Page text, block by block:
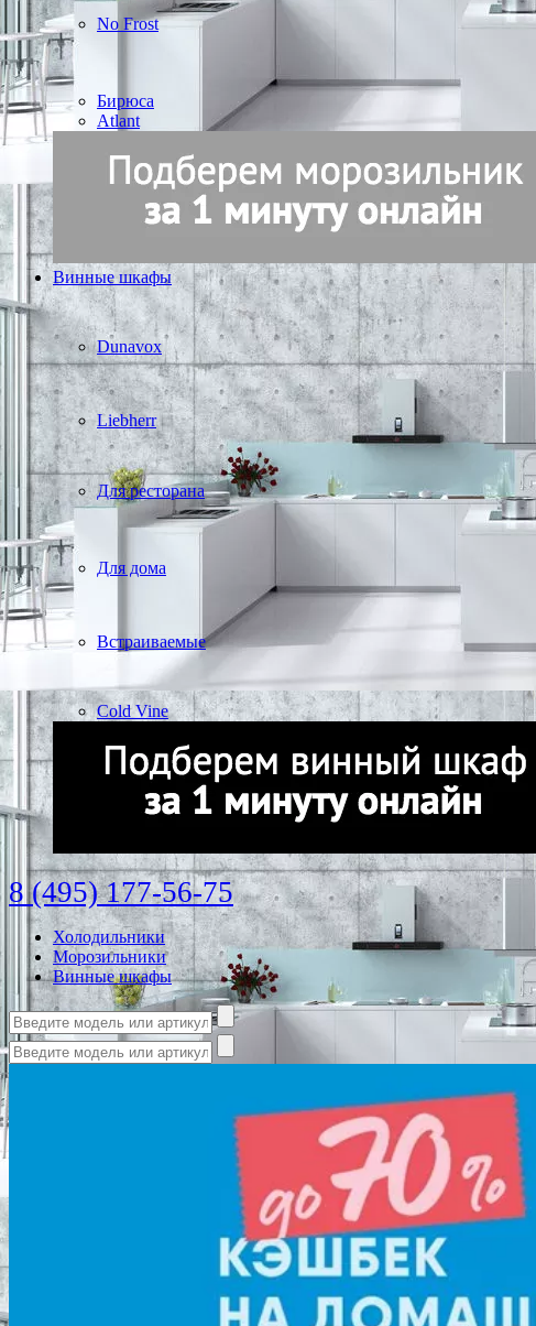
No Frost
Бирюса
Atlant
Винные шкафы
Dunavox
Liebherr
Для ресторана
Для дома
Встраиваемые
Cold Vine
8 (495) 177-56-75
Холодильники
Морозильники
Винные шкафы